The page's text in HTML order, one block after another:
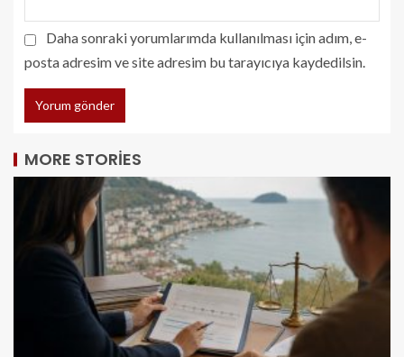
Daha sonraki yorumlarımda kullanılması için adım, e-
posta adresim ve site adresim bu tarayıcıya kaydedilsin.
MORE STORIES